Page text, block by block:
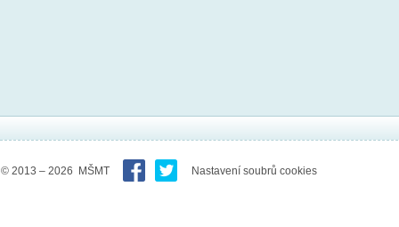
© 2013 – 2026 MŠMT Nastavení soubrů cookies